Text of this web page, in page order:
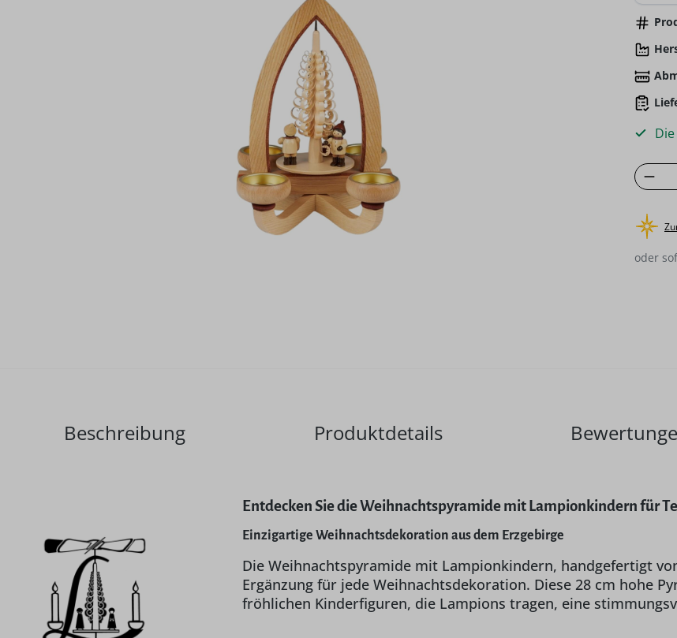
oder
Beschreibung Produktdetails
Entdecken Sie die Weihnachtspyramide mit Lampionkindern für
Einzigartige Weihnachtsdekoration aus dem Erzgebirge
Die Weihnachtspyramide mit Lampionkindern, handgefertigt
Ergänzung für jede Weihnachtsdekoration. Diese 28 cm hohe
fröhlichen Kinderfiguren, die Lampions tragen, eine